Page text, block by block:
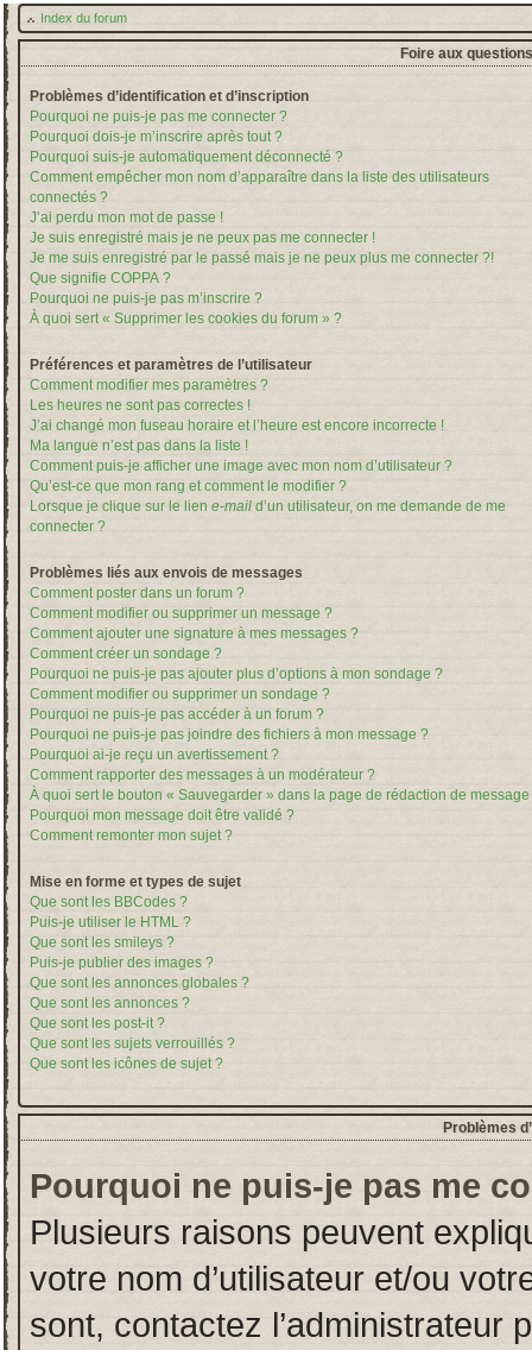
Index du forum
Foire aux
Problèmes d’identification et d’inscription
Pourquoi ne puis-je pas me connecter ?
Pourquoi dois-je m’inscrire après tout ?
Pourquoi suis-je automatiquement déconnecté ?
Comment empêcher mon nom d’apparaître dans la liste des utilisateurs
connectés ?
J’ai perdu mon mot de passe !
Je suis enregistré mais je ne peux pas me connecter !
Je me suis enregistré par le passé mais je ne peux plus me connecter ?!
Que signifie COPPA ?
Pourquoi ne puis-je pas m’inscrire ?
À quoi sert « Supprimer les cookies du forum » ?
Préférences et paramètres de l’utilisateur
Comment modifier mes paramètres ?
Les heures ne sont pas correctes !
J’ai changé mon fuseau horaire et l’heure est encore incorrecte !
Ma langue n’est pas dans la liste !
Comment puis-je afficher une image avec mon nom d’utilisateur ?
Qu’est-ce que mon rang et comment le modifier ?
Lorsque je clique sur le lien e-mail d’un utilisateur, on me demande de me
connecter ?
Problèmes liés aux envois de messages
Comment poster dans un forum ?
Comment modifier ou supprimer un message ?
Comment ajouter une signature à mes messages ?
Comment créer un sondage ?
Pourquoi ne puis-je pas ajouter plus d’options à mon sondage ?
Comment modifier ou supprimer un sondage ?
Pourquoi ne puis-je pas accéder à un forum ?
Pourquoi ne puis-je pas joindre des fichiers à mon message ?
Pourquoi ai-je reçu un avertissement ?
Comment rapporter des messages à un modérateur ?
À quoi sert le bouton « Sauvegarder » dans la page de rédaction de message
Pourquoi mon message doit être validé ?
Comment remonter mon sujet ?
Mise en forme et types de sujet
Que sont les BBCodes ?
Puis-je utiliser le HTML ?
Que sont les smileys ?
Puis-je publier des images ?
Que sont les annonces globales ?
Que sont les annonces ?
Que sont les post-it ?
Que sont les sujets verrouillés ?
Que sont les icônes de sujet ?
Problèmes
Pourquoi ne puis-je pas me
Plusieurs raisons peuvent
votre nom d’utilisateur et/ou
sont, contactez l’administrateur